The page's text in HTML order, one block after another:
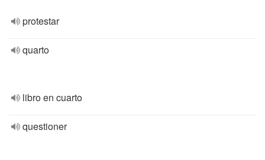
protestar
quarto
libro en cuarto
questioner